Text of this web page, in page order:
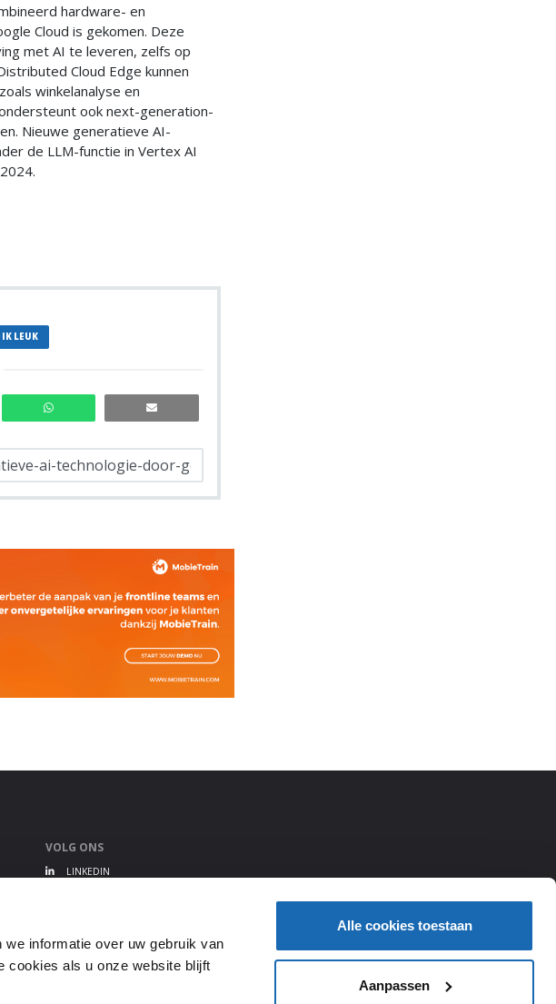
informatie over uw gebruik van
cookies als u onze website blijft
Alle cookies toestaan
Aanpassen
hardware- en
Cloud is gekomen. Deze
met AI te leveren, zelfs op
Cloud Edge kunnen
winkelanalyse en
ook next-generation-
Nieuwe generatieve AI-
de LLM-functie in Vertex AI
LEUK
VOLG ONS
LINKEDIN